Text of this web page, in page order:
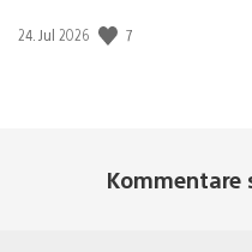
Veröffentlichungsdatum:
24. Jul 2026 7
Kommentare